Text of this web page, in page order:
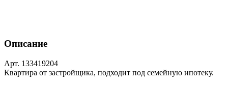
Описание
Арт. 133419204
Квартира от застройщика, подходит под семейную ипотеку.